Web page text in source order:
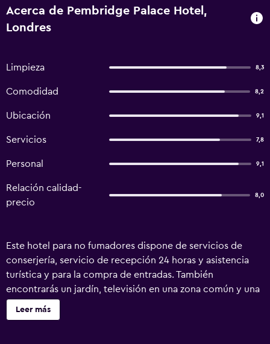
Acerca de Pembridge Palace Hotel,
Londres
Limpieza 8,3
Comodidad 8,2
Ubicación 9,1
Servicios 7,8
Personal 9,1
Relación calidad-
precio
8,0
Este hotel para no fumadores dispone de servicios de
conserjería, servicio de recepción 24 horas y asistencia
turística y para la compra de entradas. También
encontrarás un jardín, televisión en una zona común y una
caja fuerte en la recepción. Pembridge Palace Hotel
ofrece 120 alojamientos con minibar y botella de agua
Leer más